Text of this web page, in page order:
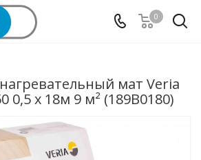
0
мат Veria
0,5 x 18м 9 м² (189B0180)